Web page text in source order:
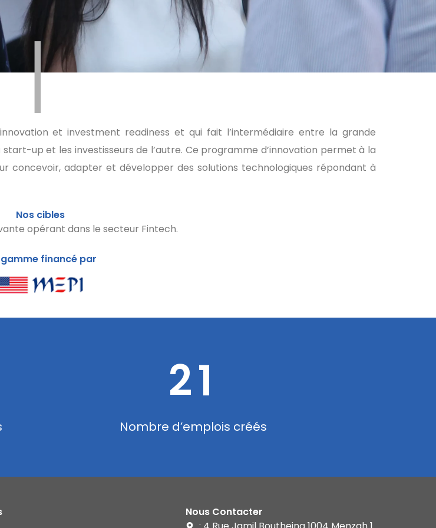
|
et investment readiness et qui fait l’intermédiaire entre la grande
up et les investisseurs de l’autre. Ce programme d’innovation permet à la
concevoir, adapter et développer des solutions technologiques répondant à
Nos cibles
opérant dans le secteur Fintech.
financé par
21
Nombre d’emplois créés
Nous Contacter